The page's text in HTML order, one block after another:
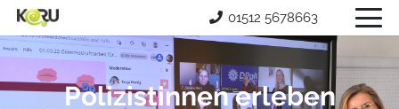
01512 5678663
Polizistinnen erleben